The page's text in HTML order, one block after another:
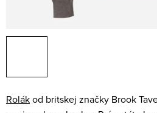
Rolákod britskej značky Brook